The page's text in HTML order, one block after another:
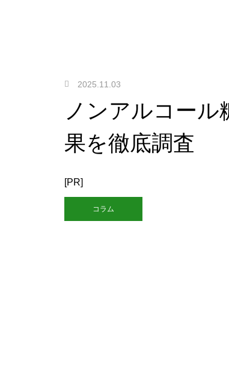
2025.11.03
ノンアルコー
果を徹底調査
[PR]
コラム